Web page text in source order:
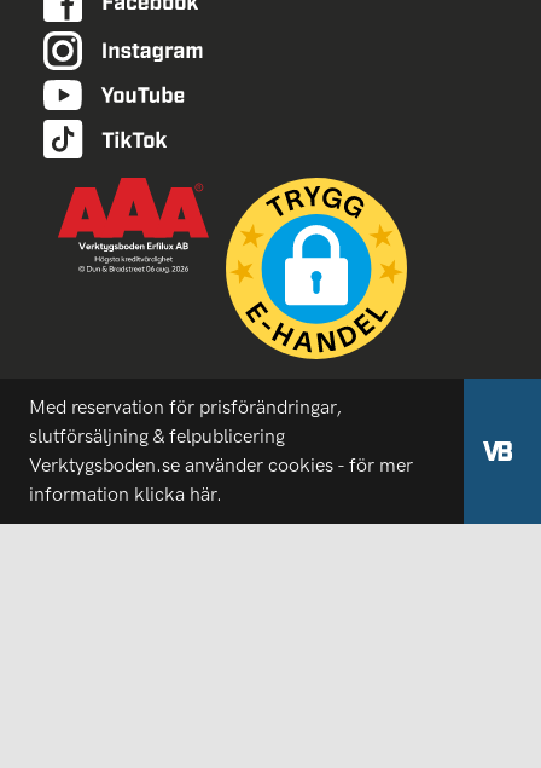
Med reservation för prisförändringar,
slutförsäljning & felpublicering
Verktygsboden.se använder cookies - för mer
information klicka här.